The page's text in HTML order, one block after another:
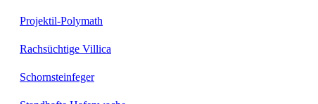
Projektil-Polymath
Rachsüchtige Villica
Schornsteinfeger